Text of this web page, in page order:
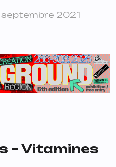
septembre 2021
– Vitamines